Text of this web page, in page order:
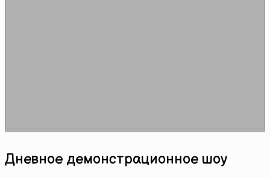
Дневное демонстрационное шоу